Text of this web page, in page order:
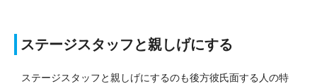
ステージスタッフと親しげにする
ステージスタッフと親しげにするのも後方彼氏面する人の特